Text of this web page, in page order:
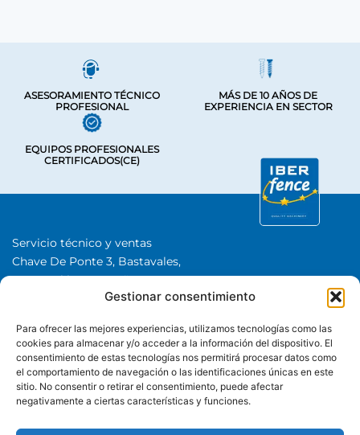
Gestionar consentimiento
Para ofrecer las mejores experiencias, utilizamos tecnologías como las
cookies para almacenar y/o acceder a la información del dispositivo. El
consentimiento de estas tecnologías nos permitirá procesar datos como
el comportamiento de navegación o las identificaciones únicas en este
sitio. No consentir o retirar el consentimiento, puede afectar
negativamente a ciertas características y funciones.
ASESORAMIENTO TÉCNICO
PROFESIONAL
MÁS DE 10 AÑOS DE
EXPERIENCIA EN SECTOR
EQUIPOS PROFESIONALES
CERTIFICADOS(CE)
Servicio técnico y ventas
Chave De Ponte 3, Bastavales,
15280 Brión, A Coruña
Iberfence SL I NIF: B74417890
SOBRE NOSOTROS
CATEGORÍAS